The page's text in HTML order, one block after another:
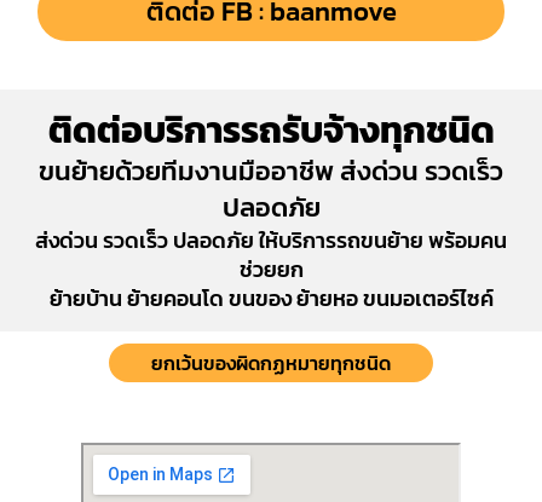
ติดต่อ FB : baanmove
ติดต่อบริการรถรับจ้างทุกชนิด
ขนย้ายด้วยทีมงานมืออาชีพ ส่งด่วน รวดเร็ว
ปลอดภัย
ส่งด่วน รวดเร็ว ปลอดภัย ให้บริการรถขนย้าย พร้อมคน
ช่วยยก
ย้ายบ้าน ย้ายคอนโด ขนของ ย้ายหอ ขนมอเตอร์ไซค์
ยกเว้นของผิดกฏหมายทุกชนิด